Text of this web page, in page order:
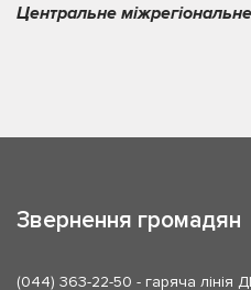
Центральне
Звернення громадян
(044) 363-22-50 - гаряча лінія